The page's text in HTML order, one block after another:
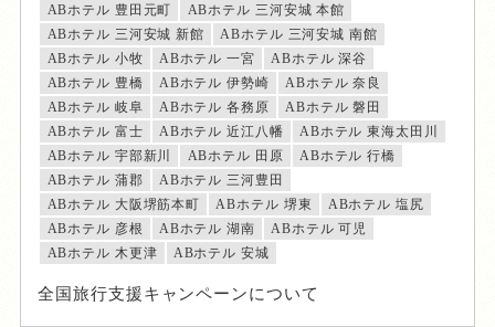
ABホテル 豊田元町
ABホテル 三河安城 本館
ABホテル 三河安城 新館
ABホテル 三河安城 南館
ABホテル 小牧
ABホテル 一宮
ABホテル 深谷
ABホテル 豊橋
ABホテル 伊勢崎
ABホテル 奈良
ABホテル 岐阜
ABホテル 各務原
ABホテル 磐田
ABホテル 富士
ABホテル 近江八幡
ABホテル 東海太田川
ABホテル 宇部新川
ABホテル 田原
ABホテル 行橋
ABホテル 蒲郡
ABホテル 三河豊田
ABホテル 大阪堺筋本町
ABホテル 堺東
ABホテル 塩尻
ABホテル 彦根
ABホテル 湖南
ABホテル 可児
ABホテル 木更津
ABホテル 安城
全国旅行支援キャンペーンについて